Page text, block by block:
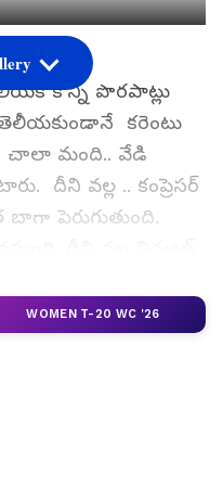
కొన్ని పొరపాట్లు
కరెంటు
చాలా మంది.. వేడి
దీని వల్ల .. కంప్రెసర్
బాగా పెరుగుతుంది.
WOMEN T-20 WC '26